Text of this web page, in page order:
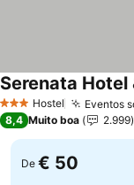
3 EstrelasHostel Eventos
Serenata Hotel
8,4 Muito boa 2.999
De € 50